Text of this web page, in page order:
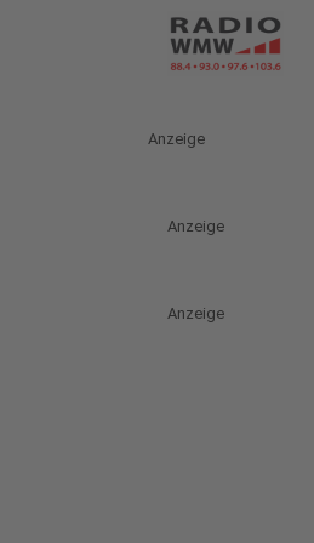
Anzeige
Anzeige
Anzeige